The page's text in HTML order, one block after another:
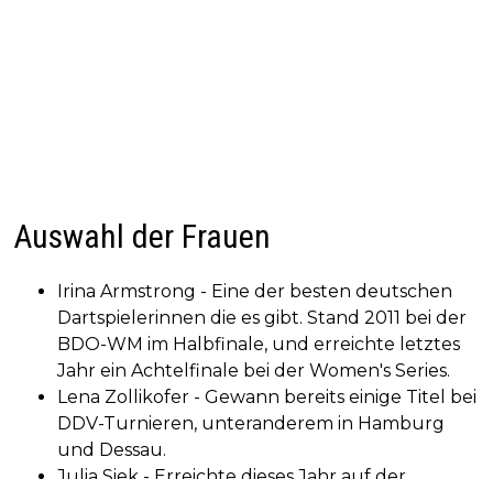
Auswahl der Frauen
Irina Armstrong - Eine der besten deutschen
Dartspielerinnen die es gibt. Stand 2011 bei der
BDO-WM im Halbfinale, und erreichte letztes
Jahr ein Achtelfinale bei der Women's Series.
Lena Zollikofer - Gewann bereits einige Titel bei
DDV-Turnieren, unteranderem in Hamburg
und Dessau.